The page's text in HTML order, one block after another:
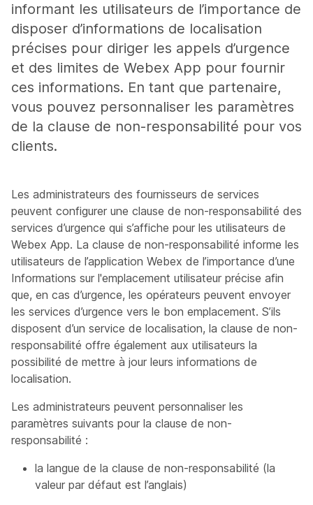
informant les utilisateurs de l’importance de
disposer d’informations de localisation
précises pour diriger les appels d’urgence
et des limites de Webex App pour fournir
ces informations. En tant que partenaire,
vous pouvez personnaliser les paramètres
de la clause de non-responsabilité pour vos
clients.
Les administrateurs des fournisseurs de services
peuvent configurer une clause de non-responsabilité des
services d’urgence qui s’affiche pour les utilisateurs de
Webex App. La clause de non-responsabilité informe les
utilisateurs de l’application Webex de l’importance d’une
Informations sur l'emplacement utilisateur précise afin
que, en cas d’urgence, les opérateurs peuvent envoyer
les services d’urgence vers le bon emplacement. S’ils
disposent d’un service de localisation, la clause de non-
responsabilité offre également aux utilisateurs la
possibilité de mettre à jour leurs informations de
localisation.
Les administrateurs peuvent personnaliser les
paramètres suivants pour la clause de non-
responsabilité :
la langue de la clause de non-responsabilité (la
valeur par défaut est l’anglais)